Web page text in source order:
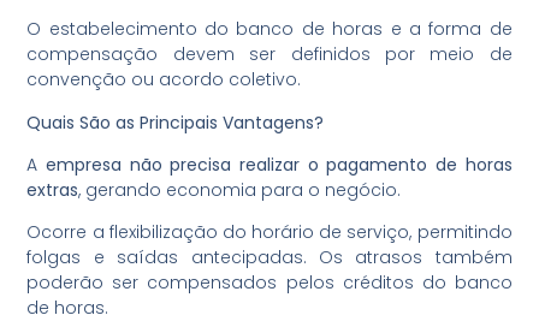
O estabelecimento do banco de horas e a forma de
compensação devem ser definidos por meio de
convenção ou acordo coletivo.
Quais São as Principais Vantagens?
Aempresa não precisa realizar o pagamento de horas
extras, gerando economia para o negócio.
Ocorre a flexibilização do horário de serviço, permitindo
folgas e saídas antecipadas. Os atrasos também
poderão ser compensados pelos créditos do banco
de horas.